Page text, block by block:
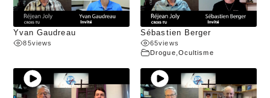
Yvan Gaudreau
85views
Sébastien Berger
65views
Drogue Ocultisme